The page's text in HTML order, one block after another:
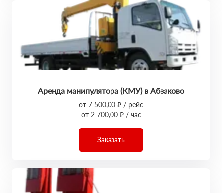
Аренда манипулятора (КМУ) в Абзаково
от 7 500,00 ₽ / рейс
от 2 700,00 ₽ / час
Заказать